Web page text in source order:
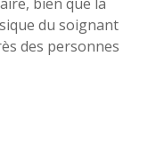
du soignant
des personnes